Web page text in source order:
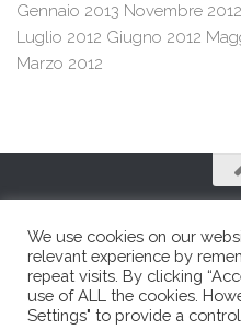
Gennaio 2013 Novembre 2012
Luglio 2012 Giugno 2012
Marzo 2012
Franco e Franco SRL ©
We use cookies on our
relevant experience by
repeat visits. By clicking
use of ALL the cookies.
Settings" to provide a